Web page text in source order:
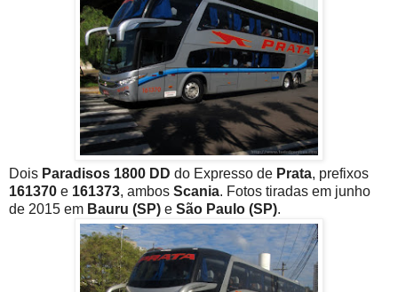
Dois Paradisos 1800 DD do Expresso de Prata, prefixos
161370 e 161373, ambos Scania. Fotos tiradas em junho
de 2015 em Bauru (SP) e São Paulo (SP).